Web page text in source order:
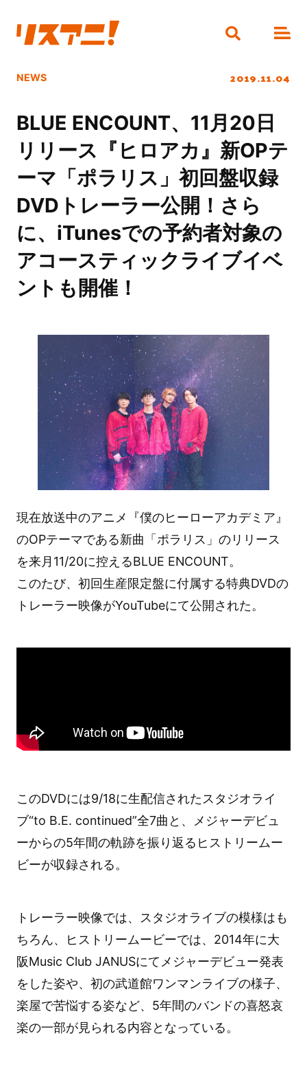
NEWS 2019.11.04
BLUE ENCOUNT、11月20日
リリース『ヒロアカ』新OPテ
ーマ「ポラリス」初回盤収録
DVDトレーラー公開！さら
に、iTunesでの予約者対象の
アコースティックライブイベ
ントも開催！
現在放送中のアニメ『僕のヒーローアカデミア』
のOPテーマである新曲「ポラリス」のリリース
を来月11/20に控えるBLUE ENCOUNT。
このたび、初回生産限定盤に付属する特典DVDの
トレーラー映像がYouTubeにて公開された。
このDVDには9/18に生配信されたスタジオライ
ブ“to B.E. continued”全7曲と、メジャーデビュ
ーからの5年間の軌跡を振り返るヒストリームー
ビーが収録される。
トレーラー映像では、スタジオライブの模様はも
ちろん、ヒストリームービーでは、2014年に大
阪Music Club JANUSにてメジャーデビュー発表
をした姿や、初の武道館ワンマンライブの様子、
楽屋で苦悩する姿など、5年間のバンドの喜怒哀
楽の一部が見られる内容となっている。